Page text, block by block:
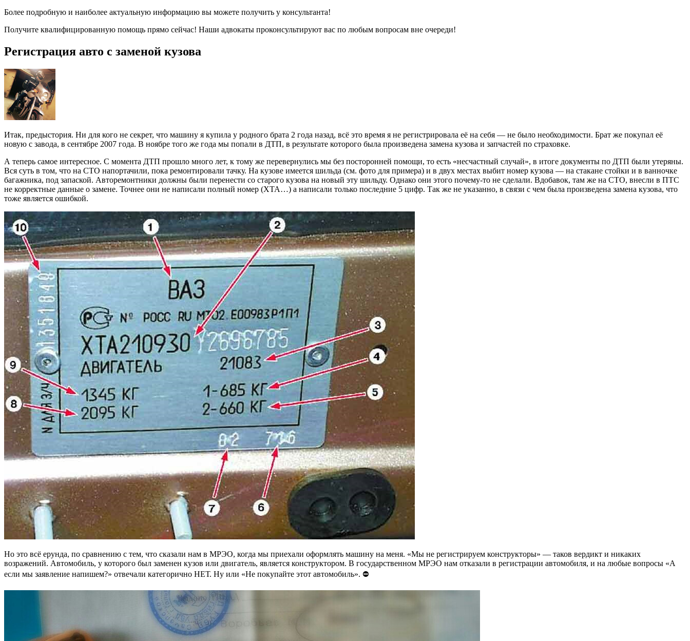
Более подробную и наиболее актуальную информацию вы можете получить у консультанта!
Получите квалифицированную помощь прямо сейчас! Наши адвокаты проконсультируют вас по любым вопросам вне очереди!
Регистрация авто с заменой кузова
Итак, предыстория. Ни для кого не секрет, что машину я купила у родного брата 2 года назад, всё это время я не регистрировала её на себя — не было необходимости. Брат же покупал её
новую с завода, в сентябре 2007 года. В ноябре того же года мы попали в ДТП, в результате которого была произведена замена кузова и запчастей по страховке.
А теперь самое интересное. С момента ДТП прошло много лет, к тому же перевернулись мы без посторонней помощи, то есть «несчастный случай», в итоге документы по ДТП были утеряны.
Вся суть в том, что на СТО напортачили, пока ремонтировали тачку. На кузове имеется шильда (см. фото для примера) и в двух местах выбит номер кузова — на стакане стойки и в ванночке
багажника, под запаской. Авторемонтники должны были перенести со старого кузова на новый эту шильду. Однако они этого почему-то не сделали. Вдобавок, там же на СТО, внесли в ПТС
не корректные данные о замене. Точнее они не написали полный номер (ХТА…) а написали только последние 5 цифр. Так же не указанно, в связи с чем была произведена замена кузова, что
тоже является ошибкой.
Но это всё ерунда, по сравнению с тем, что сказали нам в МРЭО, когда мы приехали оформлять машину на меня. «Мы не регистрируем конструкторы» — таков вердикт и никаких
возражений. Автомобиль, у которого был заменен кузов или двигатель, является конструктором. В государственном МРЭО нам отказали в регистрации автомобиля, и на любые вопросы «А
если мы заявление напишем?» отвечали категорично НЕТ. Ну или «Не покупайте этот автомобиль». ⛔